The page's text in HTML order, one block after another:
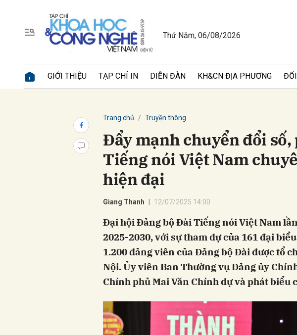
Thứ Năm, 06/08/2026
GIỚI THIỆU TẠP CHÍ IN DIỄN ĐÀN KH&CN ĐỊA PHƯƠNG
Trang chủ Truyền thông
Đẩy mạnh chuyển đổi
Tiếng nói Việt Nam
hiện đại
Giang Thanh 12/07/2025 14:00
Đại hội Đảng bộ Đài Tiếng nói Việt Nam
2025-2030, với sự tham dự của 161 đại
1.200 đảng viên của Đảng bộ Đài được tổ
Nội. Ủy viên Ban Thường vụ Đảng ủy
Chính phủ Mai Văn Chính dự và phát biểu